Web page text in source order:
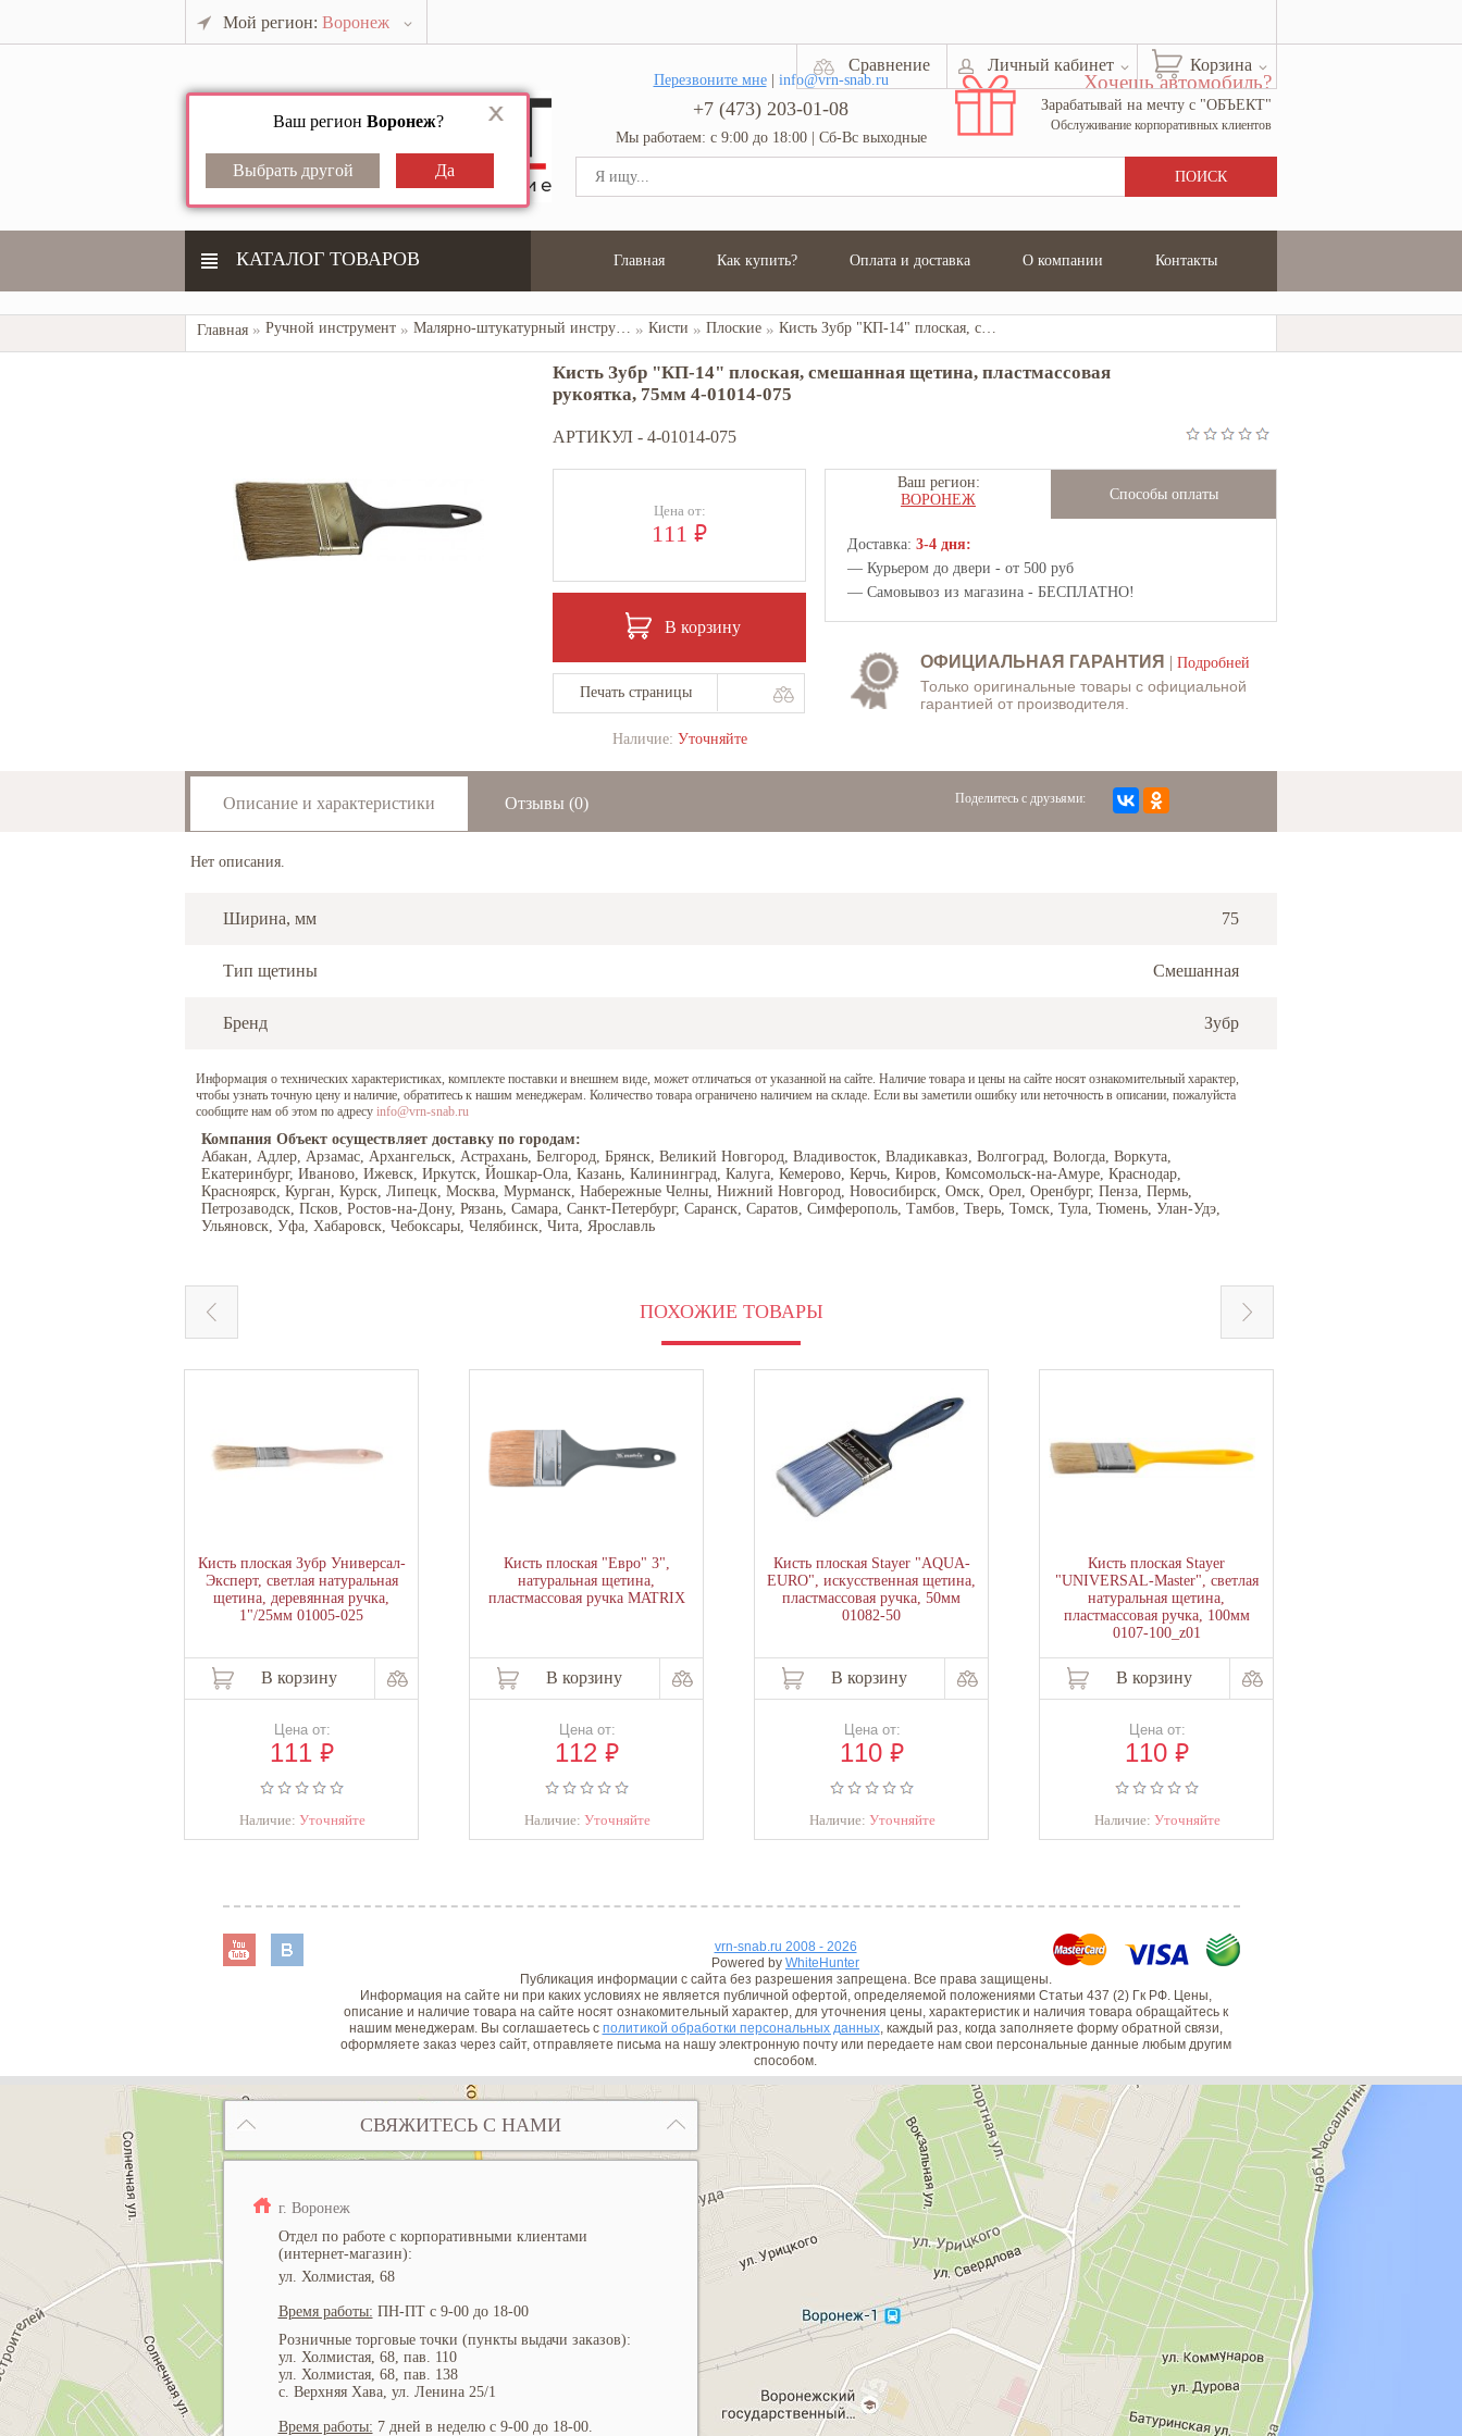
Мой регион: Воронеж
Ваш регион Воронеж?
Корзина
Личный кабинет
Сравнение
Перезвоните мне| info@vrn-snab.ru
+7 (473) 203-01-08
Мы работаем: с 9:00 до 18:00 | Сб-Вс выходные
Хочешь автомобиль?
Зарабатывай на мечту с "ОБЪЕКТ"
Обслуживание корпоративных клиентов
КАТАЛОГ ТОВАРОВ Главная Как купить? Оплата и доставка О компании Контакты
Главная Ручной инструмент Малярно-штукатурный инструмент Кисти Плоские Кисть Зубр "КП-14" плоская, смешанная щетина, пластмассовая рукоятка, 75мм 4-01014-075
Кисть Зубр "КП-14" плоская, смешанная щетина, пластмассовая
рукоятка, 75мм 4-01014-075
АРТИКУЛ - 4-01014-075
Цена от:
111 ₽
В корзину
Печать страницы
Наличие: Уточняйте
Ваш регион:
ВОРОНЕЖ
Способы оплаты
Доставка: 3-4 дня:
— Курьером до двери - от 500 руб
— Самовывоз из магазина - БЕСПЛАТНО!
ОФИЦИАЛЬНАЯ ГАРАНТИЯ | Подробней
Только оригинальные товары с официальной
гарантией от производителя.
Описание и характеристики Отзывы (0) Поделитесь с друзьями:
Нет описания.
Ширина, мм 75
Тип щетины Смешанная
Бренд Зубр
Информация о технических характеристиках, комплекте поставки и внешнем виде, может отличаться от указанной на сайте. Наличие товара и цены на сайте носят ознакомительный характер,
чтобы узнать точную цену и наличие, обратитесь к нашим менеджерам. Количество товара ограничено наличием на складе. Если вы заметили ошибку или неточность в описании, пожалуйста
сообщите нам об этом по адресу info@vrn-snab.ru
Компания Объект осуществляет доставку по городам:
Абакан, Адлер, Арзамас, Архангельск, Астрахань, Белгород, Брянск, Великий Новгород, Владивосток, Владикавказ, Волгоград, Вологда, Воркута,
Екатеринбург, Иваново, Ижевск, Иркутск, Йошкар-Ола, Казань, Калининград, Калуга, Кемерово, Керчь, Киров, Комсомольск-на-Амуре, Краснодар,
Красноярск, Курган, Курск, Липецк, Москва, Мурманск, Набережные Челны, Нижний Новгород, Новосибирск, Омск, Орел, Оренбург, Пенза, Пермь,
Петрозаводск, Псков, Ростов-на-Дону, Рязань, Самара, Санкт-Петербург, Саранск, Саратов, Симферополь, Тамбов, Тверь, Томск, Тула, Тюмень, Улан-Удэ,
Ульяновск, Уфа, Хабаровск, Чебоксары, Челябинск, Чита, Ярославль
ПОХОЖИЕ ТОВАРЫ
Кисть плоская Зубр Универсал-
Эксперт, светлая натуральная
щетина, деревянная ручка,
1"/25мм 01005-025
В корзину
Цена от:
111 ₽
Наличие: Уточняйте
Кисть плоская "Евро" 3",
натуральная щетина,
пластмассовая ручка MATRIX
В корзину
Цена от:
112 ₽
Наличие: Уточняйте
Кисть плоская Stayer "AQUA-
EURO", искусственная щетина,
пластмассовая ручка, 50мм
01082-50
В корзину
Цена от:
110 ₽
Наличие: Уточняйте
Кисть плоская Stayer
"UNIVERSAL-Master", светлая
натуральная щетина,
пластмассовая ручка, 100мм
0107-100_z01
В корзину
Цена от:
110 ₽
Наличие: Уточняйте
vrn-snab.ru 2008 - 2026
Powered by WhiteHunter
Публикация информации с сайта без разрешения запрещена. Все права защищены.
Информация на сайте ни при каких условиях не является публичной офертой, определяемой положениями Статьи 437 (2) Гк РФ. Цены,
описание и наличие товара на сайте носят ознакомительный характер, для уточнения цены, характеристик и наличия товара обращайтесь к
нашим менеджерам. Вы соглашаетесь с политикой обработки персональных данных, каждый раз, когда заполняете форму обратной связи,
оформляете заказ через сайт, отправляете письма на нашу электронную почту или передаете нам свои персональные данные любым другим
способом.
СВЯЖИТЕСЬ С НАМИ
г. Воронеж
Отдел по работе с корпоративными клиентами
(интернет-магазин):
ул. Холмистая, 68
Время работы: ПН-ПТ с 9-00 до 18-00
Розничные торговые точки (пункты выдачи заказов):
ул. Холмистая, 68, пав. 110
ул. Холмистая, 68, пав. 138
с. Верхняя Хава, ул. Ленина 25/1
Время работы: 7 дней в неделю с 9-00 до 18-00.